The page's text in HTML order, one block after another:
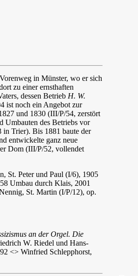
in Münster, wo er sich
zu einer ernsthaften
dessen Betrieb H. W.
ist noch ein Angebot zur
und 1830 (III/P/54, zerstört
Umbauten des Betriebs vor
in Trier). Bis 1881 baute der
entwickelte ganz neue
Dom (III/P/52, vollendet
St. Peter und Paul (I/6), 1905
Umbau durch Klais, 2001
St. Martin (I/P/12), op.
an der Orgel. Die
W. Riedel und Hans-
<> Winfried Schlepphorst,